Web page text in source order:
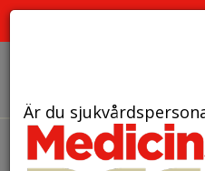
den 22 februari 2018
Är du